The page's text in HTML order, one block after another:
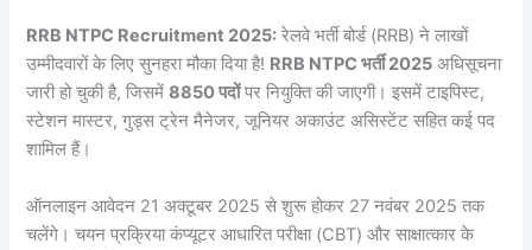
RRB NTPC Recruitment 2025: रेलवे भर्ती बोर्ड (RRB) ने लाखों
उम्मीदवारों के लिए सुनहरा मौका दिया है! RRB NTPC भर्ती 2025 अधिसूचना
जारी हो चुकी है, जिसमें8850 पदोंपर नियुक्ति की जाएगी। इसमें टाइपिस्ट,
स्टेशन मास्टर, गुड्स ट्रेन मैनेजर, जूनियर अकाउंट असिस्टेंट सहित कई पद
शामिल हैं।
ऑनलाइन आवेदन 21 अक्टूबर 2025 से शुरू होकर 27 नवंबर 2025 तक
चलेंगे। चयन प्रक्रिया कंप्यूटर आधारित परीक्षा (CBT) और साक्षात्कार के